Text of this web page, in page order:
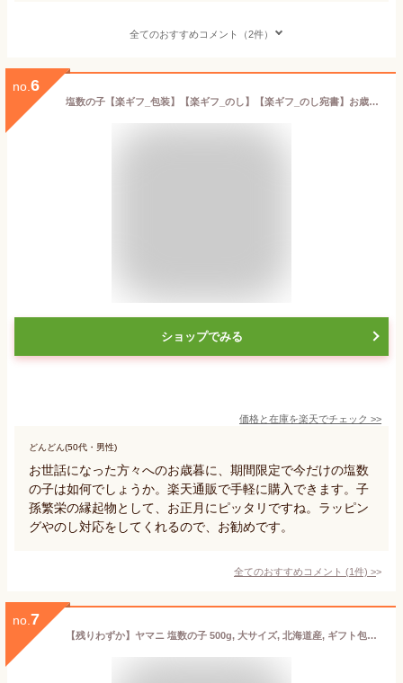
全てのおすすめコメント（2件）
no. 6
塩数の子【楽ギフ_包装】【楽ギフ_のし】【楽ギフ_のし宛書】お歳暮 ギフト【smtb-KD】今だけ 期間限定 正月 お歳暮
ショップでみる
価格と在庫を楽天でチェック >>
どんどん(50代・男性)
お世話になった方々へのお歳暮に、期間限定で今だけの塩数
の子は如何でしょうか。楽天通販で手軽に購入できます。子
孫繁栄の縁起物として、お正月にピッタリですね。ラッピン
グやのし対応をしてくれるので、お勧めです。
全てのおすすめコメント (1件) >
no. 7
【残りわずか】ヤマニ 塩数の子 500g, 大サイズ, 北海道産, ギフト包装可能